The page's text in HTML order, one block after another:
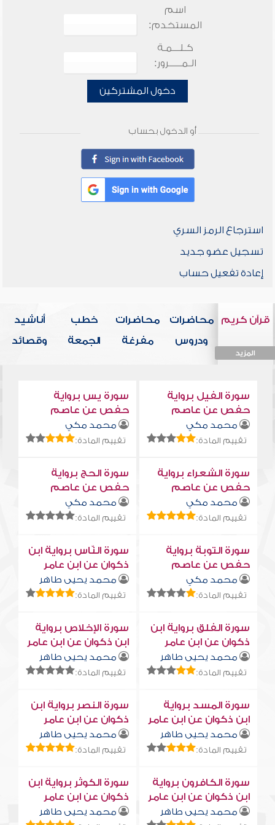
اسم
المستخدم:
كـلـــمـة
الـمـــــرور:
دخول المشتركين
أو الدخول بحساب
استرجاع الرمز السري
تسجيل عضو جديد
إعادة تفعيل حساب
قرآن كريم
المزيد
محاضرات
ودروس
محاضرات
مفرغة
خطب
الجمعة
أناشيد
وقصائد
سورة الفيل برواية
حفص عن عاصم
محمد مكي
تقييم المادة:
سورة يس برواية
حفص عن عاصم
محمد مكي
تقييم المادة:
سورة الشعراء برواية
حفص عن عاصم
محمد مكي
تقييم المادة:
سورة الحج برواية
حفص عن عاصم
محمد مكي
تقييم المادة:
سورة التوبة برواية
حفص عن عاصم
محمد مكي
تقييم المادة:
سورة النّاس برواية ابن
ذكوان عن ابن عامر
محمد يحيى طاهر
تقييم المادة:
سورة الفلق برواية ابن
ذكوان عن ابن عامر
محمد يحيى طاهر
تقييم المادة:
سورة الإخلاص برواية
ابن ذكوان عن ابن عامر
محمد يحيى طاهر
تقييم المادة:
سورة المسد برواية
ابن ذكوان عن ابن عامر
محمد يحيى طاهر
تقييم المادة:
سورة النصر برواية ابن
ذكوان عن ابن عامر
محمد يحيى طاهر
تقييم المادة:
سورة الكافرون برواية
ابن ذكوان عن ابن عامر
محمد يحيى طاهر
سورة الكوثر برواية ابن
ذكوان عن ابن عامر
محمد يحيى طاهر